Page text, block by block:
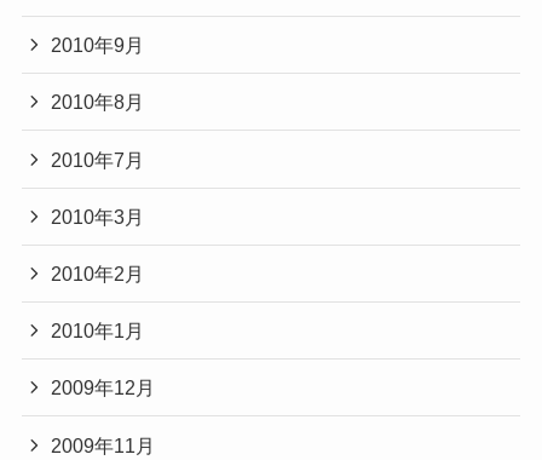
2010年9月
2010年8月
2010年7月
2010年3月
2010年2月
2010年1月
2009年12月
2009年11月